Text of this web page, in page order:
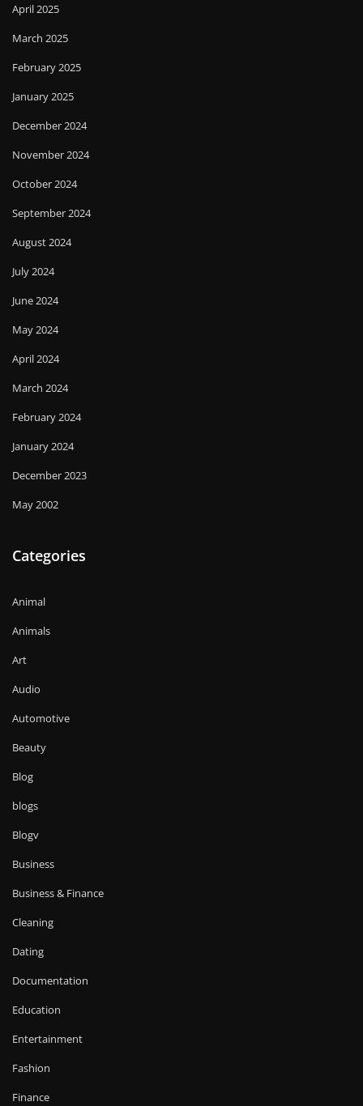
April 2025
March 2025
February 2025
January 2025
December 2024
November 2024
October 2024
September 2024
August 2024
July 2024
June 2024
May 2024
April 2024
March 2024
February 2024
January 2024
December 2023
May 2002
Categories
Animal
Animals
Art
Audio
Automotive
Beauty
Blog
blogs
Blogv
Business
Business & Finance
Cleaning
Dating
Documentation
Education
Entertainment
Fashion
Finance